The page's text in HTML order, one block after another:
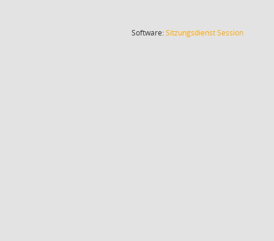
Software:SitzungsdienstSession(Wird in